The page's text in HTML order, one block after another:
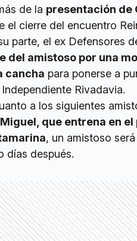
de la presentación de
el cierre del encuentro
parte, el ex Defensores
del amistoso por una
cancha para ponerse a
Rivadavia.
a los siguientes
que entrena en el
, un amistoso
días después.